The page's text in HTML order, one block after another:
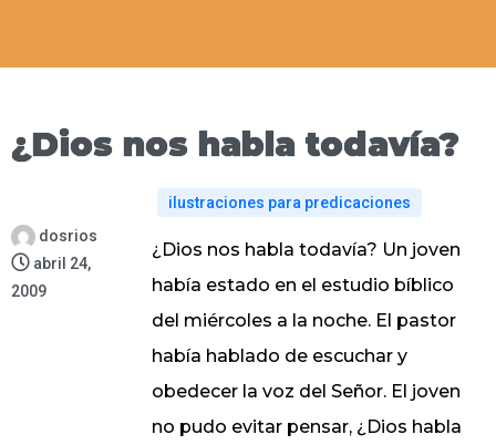
¿Dios nos habla todavía?
dosrios
abril 24,
2009
ilustraciones para predicaciones
¿Dios nos habla todavía? Un joven
había estado en el estudio bíblico
del miércoles a la noche. El pastor
había hablado de escuchar y
obedecer la voz del Señor. El joven
no pudo evitar pensar, ¿Dios habla